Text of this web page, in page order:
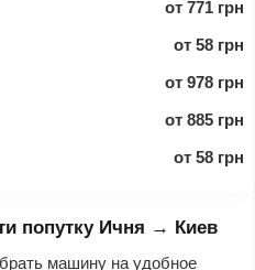
от 771 грн
от 58 грн
от 978 грн
от 885 грн
от 58 грн
попутку Ичня → Киев
машину на удобное